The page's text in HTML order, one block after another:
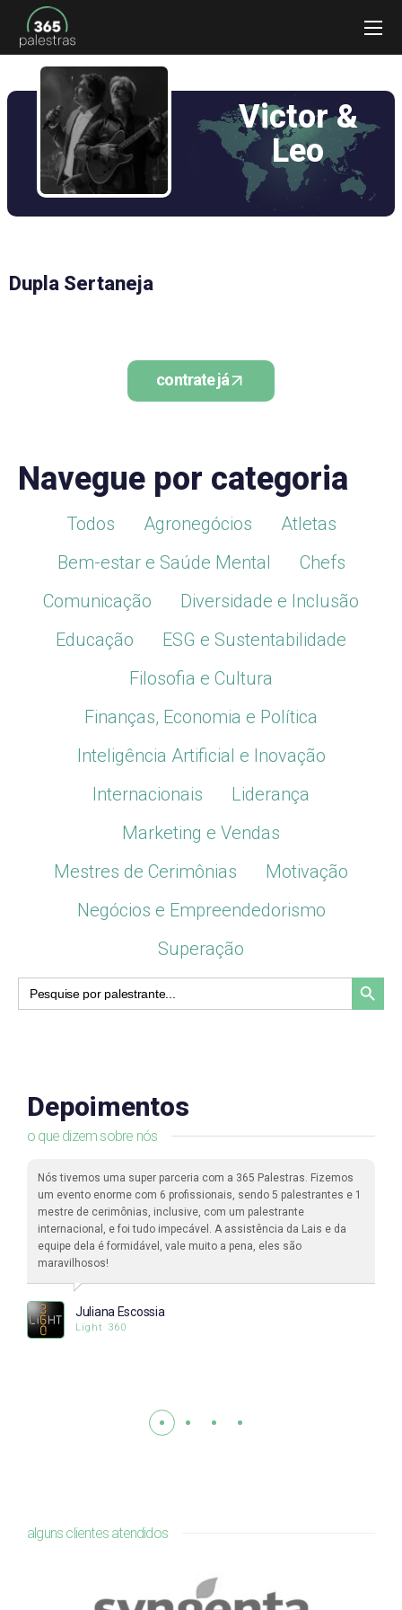
Victor &
Leo
Dupla Sertaneja
contrate já
Navegue por categoria
Todos Agronegócios
Atletas
Bem-estar e Saúde Mental
Chefs
Comunicação
Diversidade e Inclusão
Educação
ESG e Sustentabilidade
Filosofia e Cultura
Finanças, Economia e Política
Inteligência Artificial e Inovação
Internacionais
Liderança
Marketing e Vendas
Mestres de Cerimônias
Motivação
Negócios e Empreendedorismo
Superação
Search
for:
Search Button
o que dizem sobre nós
Depoimentos
Nós tivemos uma super parceria com a 365 Palestras. Fizemos
um evento enorme com 6 profissionais, sendo 5 palestrantes e 1
mestre de cerimônias, inclusive, com um palestrante
internacional, e foi tudo impecável. A assistência da Lais e da
equipe dela é formidável, vale muito a pena, eles são
maravilhosos!
Juliana Escossia
Light 360
alguns clientes atendidos